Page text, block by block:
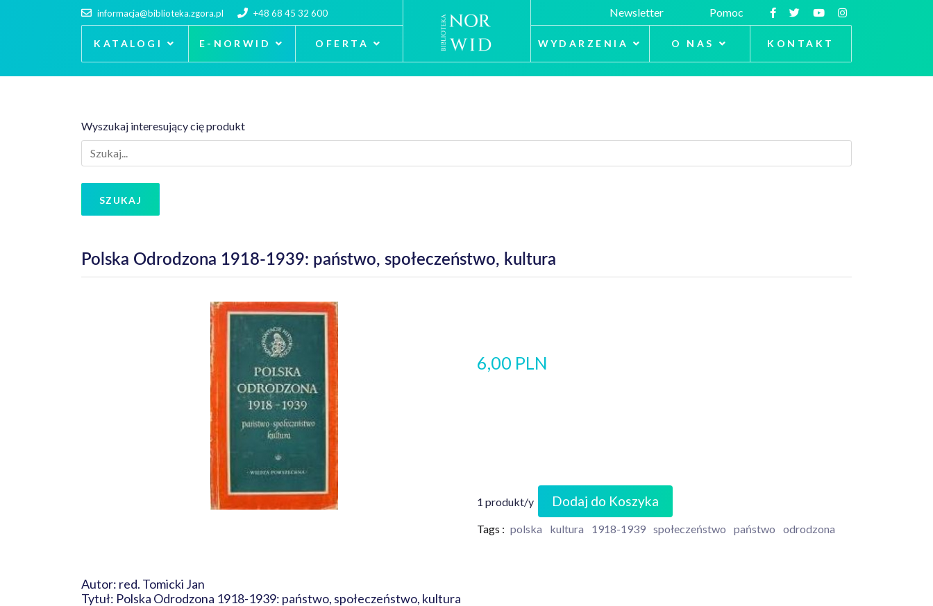
informacja@biblioteka.zgora.pl +48 68 45 32 600
KATALOGI E-NORWID OFERTA
Newsletter Pomoc
WYDARZENIA O NAS KONTAKT
Wyszukaj interesujący cię produkt
SZUKAJ
Polska Odrodzona 1918-1939: państwo, społeczeństwo, kultura
6,00 PLN
1 produkt/y Dodaj do Koszyka
Tags : polska kultura 1918-1939 społeczeństwo państwo odrodzona
Autor: red. Tomicki Jan
Tytuł: Polska Odrodzona 1918-1939: państwo, społeczeństwo, kultura